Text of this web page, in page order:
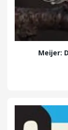
Meijer: